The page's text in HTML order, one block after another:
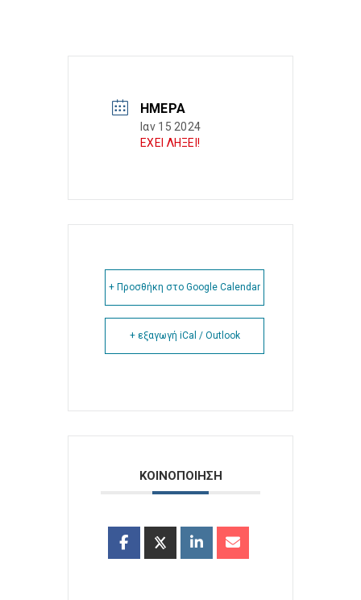
ΗΜΈΡΑ
Ιαν 15 2024
ΕΧΕΙ ΛΗΞΕΙ!
+ Προσθήκη στο Google Calendar
+ εξαγωγή iCal / Outlook
ΚΟΙΝΟΠΟΙΗΣΗ